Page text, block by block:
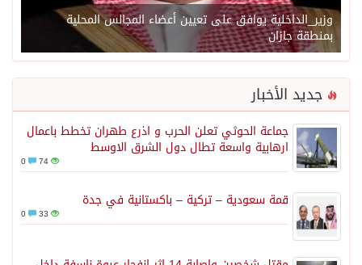
وزير_الداخلية يوافق على تعيين أعضاء المجالس المحلية
بمنطقة جازان
جديد الأخبار
جماعة الحوثي تعلن الحرب و اذرع طهران تخطط باعمال
ارهابية واسعة تطال دول الشرق الاوسط
74
قمة سعودية – تركية – باكستانية في جدة
33